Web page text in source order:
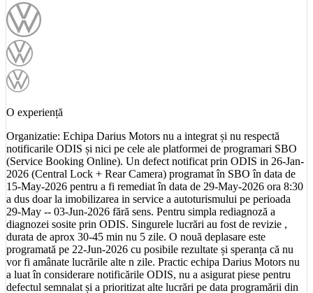
O experiență
Organizatie: Echipa Darius Motors nu a integrat și nu respectă
notificarile ODIS și nici pe cele ale platformei de programari SBO
(Service Booking Online). Un defect notificat prin ODIS in 26-Jan-
2026 (Central Lock + Rear Camera) programat în SBO în data de
15-May-2026 pentru a fi remediat în data de 29-May-2026 ora 8:30
a dus doar la imobilizarea in service a autoturismului pe perioada
29-May -- 03-Jun-2026 fără sens. Pentru simpla rediagnoză a
diagnozei sosite prin ODIS. Singurele lucrări au fost de revizie ,
durata de aprox 30-45 min nu 5 zile. O nouă deplasare este
programată pe 22-Jun-2026 cu posibile rezultate și speranța că nu
vor fi amânate lucrările alte n zile. Practic echipa Darius Motors nu
a luat în considerare notificările ODIS, nu a asigurat piese pentru
defectul semnalat și a prioritizat alte lucrări pe data programării din